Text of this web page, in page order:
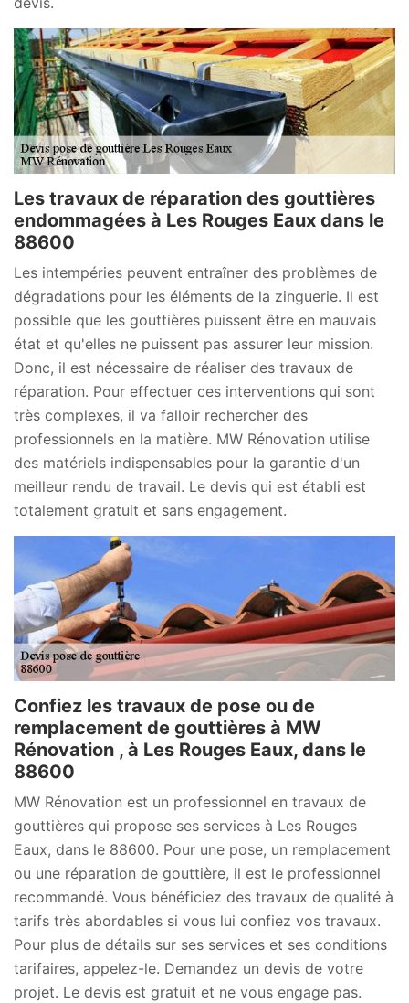
Les travaux de réparation des gouttières
endommagées à Les Rouges Eaux dans le
88600
Les intempéries peuvent entraîner des problèmes de
dégradations pour les éléments de la zinguerie. Il est
possible que les gouttières puissent être en mauvais
état et qu'elles ne puissent pas assurer leur mission.
Donc, il est nécessaire de réaliser des travaux de
réparation. Pour effectuer ces interventions qui sont
très complexes, il va falloir rechercher des
professionnels en la matière. MW Rénovation utilise
des matériels indispensables pour la garantie d'un
meilleur rendu de travail. Le devis qui est établi est
totalement gratuit et sans engagement.
Confiez les travaux de pose ou de
remplacement de gouttières à MW
Rénovation , à Les Rouges Eaux, dans le
88600
MW Rénovation est un professionnel en travaux de
gouttières qui propose ses services à Les Rouges
Eaux, dans le 88600. Pour une pose, un remplacement
ou une réparation de gouttière, il est le professionnel
recommandé. Vous bénéficiez des travaux de qualité à
tarifs très abordables si vous lui confiez vos travaux.
Pour plus de détails sur ses services et ses conditions
tarifaires, appelez-le. Demandez un devis de votre
projet. Le devis est gratuit et ne vous engage pas.